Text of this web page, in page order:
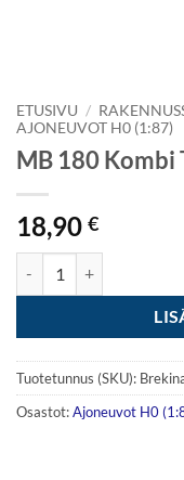
ETUSIVU /
AJONEUVOT H0 (1:87)
MB 180 Kombi
18,90 €
Tuotetunnus (SKU):
Osastot:Ajoneuvot H0